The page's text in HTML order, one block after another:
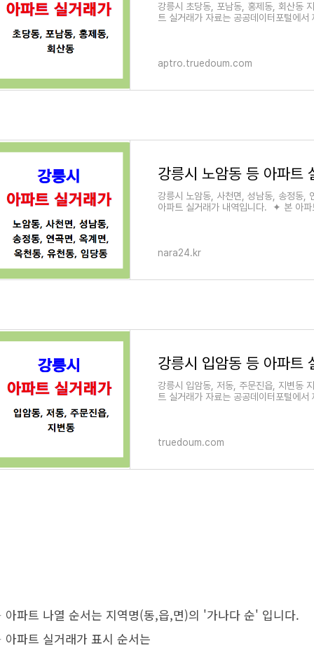
강릉시 초당동, 포남동, 홍제동, 회산동
트 실거래가 자료는 공공데이터포털에
aptro.truedoum.com
강릉시 노암동 등 아파트
강릉시 노암동, 사천면, 성남동, 송정동,
아파트 실거래가 내역입니다. ✦ 본 아파
nara24.kr
강릉시 입암동 등 아파트
강릉시 입암동, 저동, 주문진읍, 지변동
트 실거래가 자료는 공공데이터포털에
truedoum.com
파트 나열 순서는 지역명(동,읍,면)의 '가나다 순' 입니다.
파트 실거래가 표시 순서는